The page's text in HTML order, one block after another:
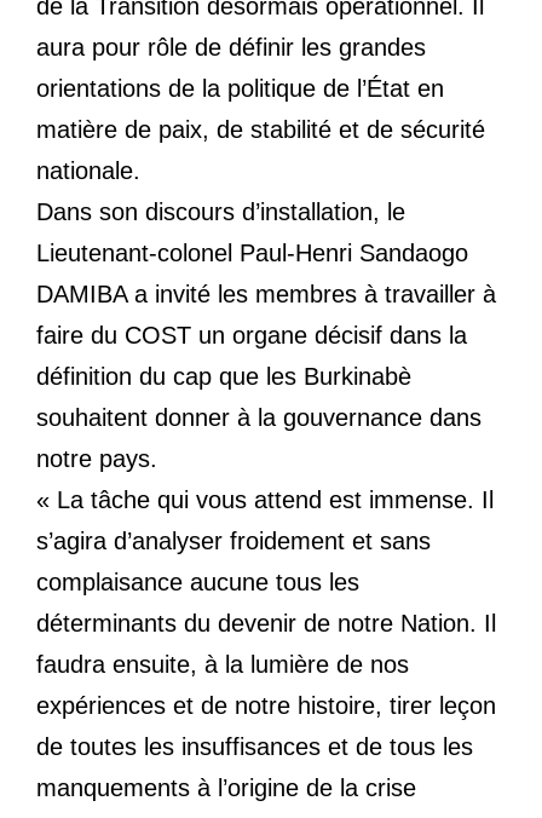
de la Transition désormais opérationnel. Il
aura pour rôle de définir les grandes
orientations de la politique de l’État en
matière de paix, de stabilité et de sécurité
nationale.
Dans son discours d’installation, le
Lieutenant-colonel Paul-Henri Sandaogo
DAMIBA a invité les membres à travailler à
faire du COST un organe décisif dans la
définition du cap que les Burkinabè
souhaitent donner à la gouvernance dans
notre pays.
« La tâche qui vous attend est immense. Il
s’agira d’analyser froidement et sans
complaisance aucune tous les
déterminants du devenir de notre Nation. Il
faudra ensuite, à la lumière de nos
expériences et de notre histoire, tirer leçon
de toutes les insuffisances et de tous les
manquements à l’origine de la crise